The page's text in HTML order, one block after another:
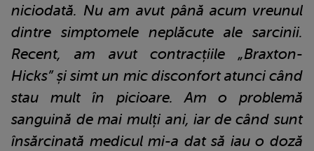
niciodată. Nu am avut până acum vreunul
dintre simptomele neplăcute ale sarcinii.
Recent, am avut contracțiile „Braxton-
Hicks” și simt un mic disconfort atunci când
stau mult în picioare. Am o problemă
sanguină de mai mulți ani, iar de când sunt
însărcinată medicul mi-a dat să iau o doză